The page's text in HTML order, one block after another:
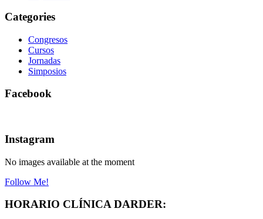
Categories
Congresos
Cursos
Jornadas
Simposios
Facebook
Instagram
No images available at the moment
Follow Me!
HORARIO CLÍNICA DARDER: